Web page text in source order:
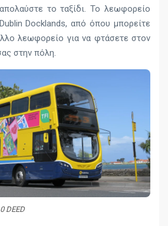
το ταξίδι. Το λεωφορείο
Docklands, από όπου μπορείτε
λεωφορείο για να φτάσετε στον
στην πόλη.
DEED